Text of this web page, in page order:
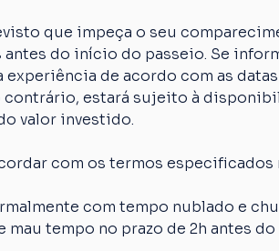
que impeça o seu
antes do início do passeio. Se
de acordo com as
estará sujeito à
valor investido.
com os termos especificados
com tempo nublado e
tempo no prazo de 2h antes